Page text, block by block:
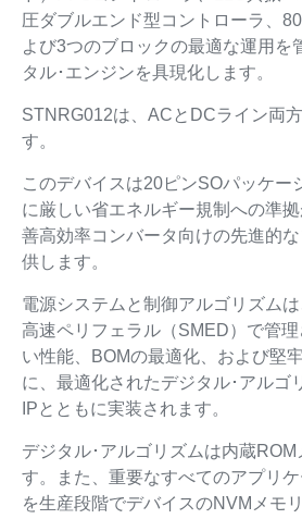
圧ダブルエンド型コントローラ、
よび3つのブロックの最適な運用を
タル･エンジンを具現化します。
STNRG012は、ACとDCライン両
す。
このデバイスは20ピンSOパッケー
に厳しい省エネルギー規制への準
善高効率コンバータ向けの先進的
供します。
電源システムと制御アルゴリズム
高速ペリフェラル（SMED）で管
い性能、BOMの最適化、および堅
に、最適化されたデジタル･アルゴ
IPとともに実装されます。
デジタル･アルゴリズムは内蔵ROM
す。また、重要なすべてのアプリ
を生産段階でデバイスのNVMメモ